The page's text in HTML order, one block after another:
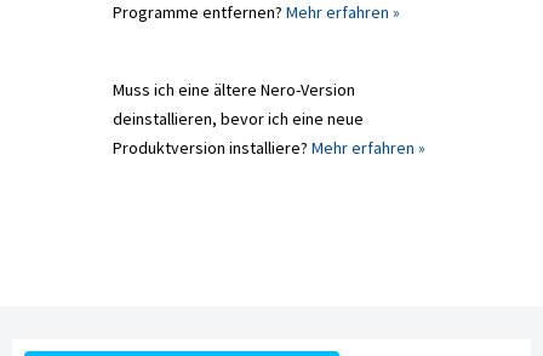
Programme entfernen? Mehr erfahren »
Muss ich eine ältere Nero-Version
deinstallieren, bevor ich eine neue
Produktversion installiere? Mehr erfahren »